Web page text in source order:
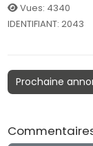
Vues: 4340
IDENTIFIANT: 2043
Prochaine